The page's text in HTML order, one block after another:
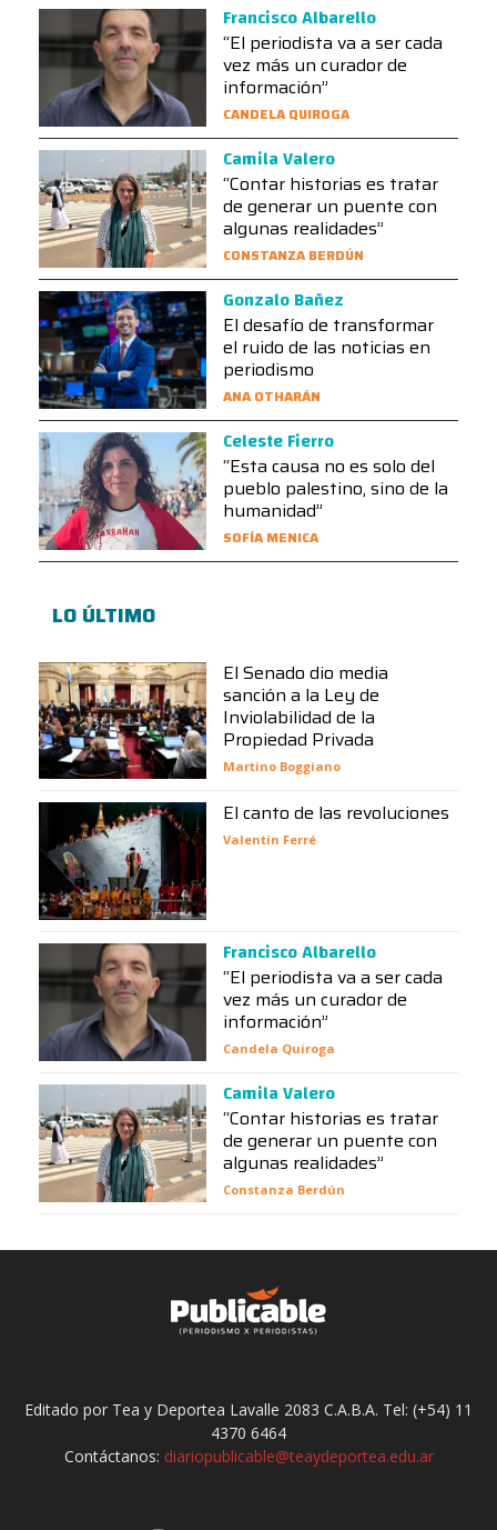
Francisco Albarello
“El periodista va a ser cada
vez más un curador de
información”
CANDELA QUIROGA
Camila Valero
“Contar historias es tratar
de generar un puente con
algunas realidades”
CONSTANZA BERDÚN
Gonzalo Bañez
El desafío de transformar
el ruido de las noticias en
periodismo
ANA OTHARÁN
Celeste Fierro
“Esta causa no es solo del
pueblo palestino, sino de la
humanidad”
SOFÍA MENICA
LO ÚLTIMO
El Senado dio media
sanción a la Ley de
Inviolabilidad de la
Propiedad Privada
Martino Boggiano
El canto de las revoluciones
Valentín Ferré
Francisco Albarello
“El periodista va a ser cada
vez más un curador de
información”
Candela Quiroga
Camila Valero
“Contar historias es tratar
de generar un puente con
algunas realidades”
Constanza Berdún
Editado por Tea y Deportea Lavalle 2083 C.A.B.A. Tel: (+54) 11
4370 6464
Contáctanos: diariopublicable@teaydeportea.edu.ar